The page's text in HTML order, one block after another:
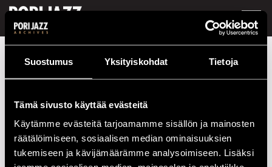
Suostumus Yksityiskohdat Tietoja
Tämä sivusto käyttää evästeitä
Käytämme evästeitä tarjoamamme sisällön ja mainosten
räätälöimiseen, sosiaalisen median ominaisuuksien
tukemiseen ja kävijämäärämme analysoimiseen. Lisäksi
Festivaalivuodet Superjamit
Esiintymiset vuonna 1987
PÄIVÄ AIKA PAIKKA